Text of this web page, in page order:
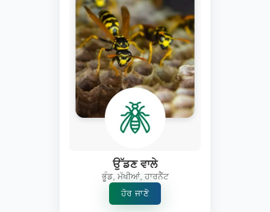
ਉੱਡਣ ਵਾਲੇ
ਭੂੰਡ, ਮੱਖੀਆਂ, ਹਾਰਨੈੱਟ
ਹੋਰ ਜਾਣੋ